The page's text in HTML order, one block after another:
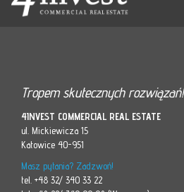
Tropem skutecznych rozwiązań!
4INVEST COMMERCIAL REAL ESTATE
ul. Mickiewicza 15
Katowice 40-951
Masz pytania? Zadzwoń!
tel. +48 32/ 340 33 22